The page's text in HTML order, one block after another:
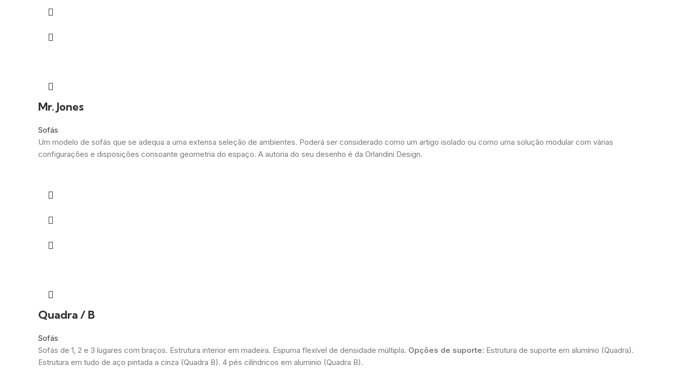
Mr. Jones
Sofás
Um modelo de sofás que se adequa a uma extensa seleção de ambientes. Poderá ser considerado como um artigo isolado ou como uma solução modular com várias
configurações e disposições consoante geometria do espaço. A autoria do seu desenho é da Orlandini Design.
Quadra / B
Sofás
Sofás de 1, 2 e 3 lugares com braços. Estrutura interior em madeira. Espuma flexível de densidade múltipla. Opções de suporte: Estrutura de suporte em alumínio (Quadra).
Estrutura em tudo de aço pintada a cinza (Quadra B). 4 pés cilíndricos em aluminio (Quadra B).